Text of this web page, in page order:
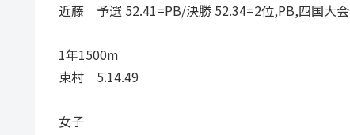
近藤 予選 52.41=PB/決勝 52.34=2位,PB,四国大会
1年1500m
東村 5.14.49
女子